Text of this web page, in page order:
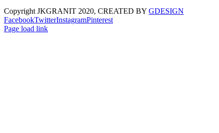
Copyright JKGRANIT 2020, CREATED BY GDESIGN
FacebookTwitterInstagramPinterest
Page load link